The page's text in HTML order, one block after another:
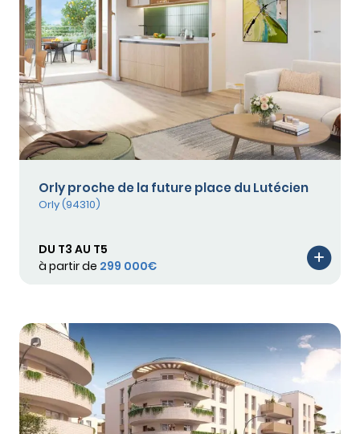
Orly proche de la future place du Lutécien
Orly (94310)
DU T3 AU T5
à partir de 299 000€